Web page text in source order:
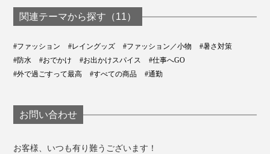
ブラック
しかも、開閉状態を留めるための「ハジキ」がないの
で、指を挟むイライラもなし。
関連テーマから探す（11）
#ファッション #レイングッズ #ファッション／小物
#暑さ対策
#防水
#おでかけ #お出かけスパイス
#仕事へGO
#外で過ごすって最高
#すべての商品 #通勤
お問い合わせ
お客様、いつも有り難うございます！